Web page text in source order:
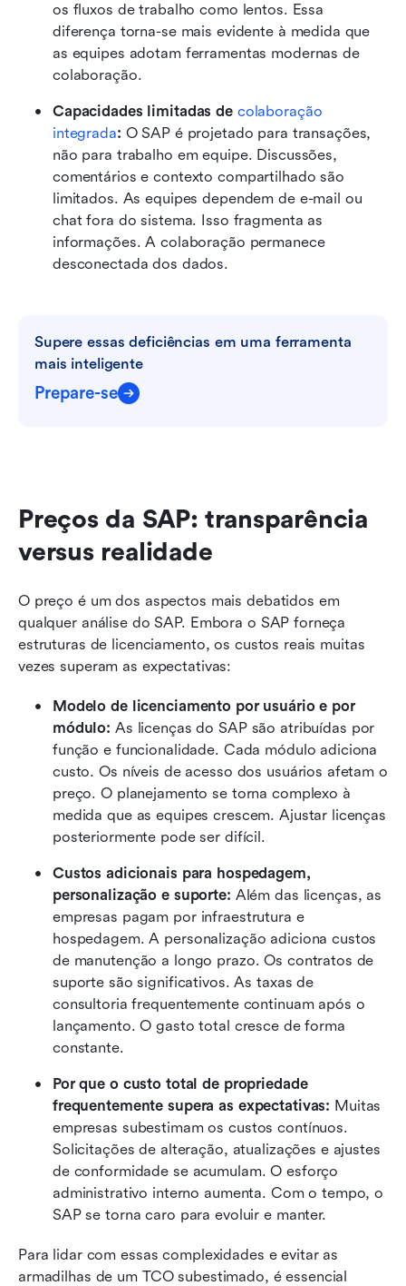
os fluxos de trabalho como lentos. Essa
diferença torna-se mais evidente à medida que
as equipes adotam ferramentas modernas de
colaboração.
Capacidades limitadas de colaboração
integrada: O SAP é projetado para transações,
não para trabalho em equipe. Discussões,
comentários e contexto compartilhado são
limitados. As equipes dependem de e-mail ou
chat fora do sistema. Isso fragmenta as
informações. A colaboração permanece
desconectada dos dados.
Supere essas deficiências em uma ferramenta
mais inteligente
Prepare-se
Preços da SAP: transparência
versus realidade
O preço é um dos aspectos mais debatidos em
qualquer análise do SAP. Embora o SAP forneça
estruturas de licenciamento, os custos reais muitas
vezes superam as expectativas:
Modelo de licenciamento por usuário e por
módulo: As licenças do SAP são atribuídas por
função e funcionalidade. Cada módulo adiciona
custo. Os níveis de acesso dos usuários afetam o
preço. O planejamento se torna complexo à
medida que as equipes crescem. Ajustar licenças
posteriormente pode ser difícil.
Custos adicionais para hospedagem,
personalização e suporte: Além das licenças, as
empresas pagam por infraestrutura e
hospedagem. A personalização adiciona custos
de manutenção a longo prazo. Os contratos de
suporte são significativos. As taxas de
consultoria frequentemente continuam após o
lançamento. O gasto total cresce de forma
constante.
Por que o custo total de propriedade
frequentemente supera as expectativas: Muitas
empresas subestimam os custos contínuos.
Solicitações de alteração, atualizações e ajustes
de conformidade se acumulam. O esforço
administrativo interno aumenta. Com o tempo, o
SAP se torna caro para evoluir e manter.
Para lidar com essas complexidades e evitar as
armadilhas de um TCO subestimado, é essencial